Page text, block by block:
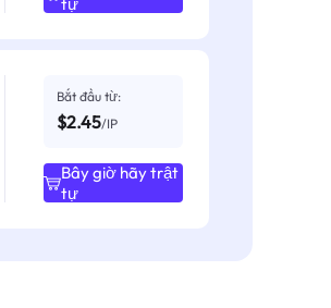
Bắt đầu từ:
$2.45/IP
Bây giờ hãy trật
tự